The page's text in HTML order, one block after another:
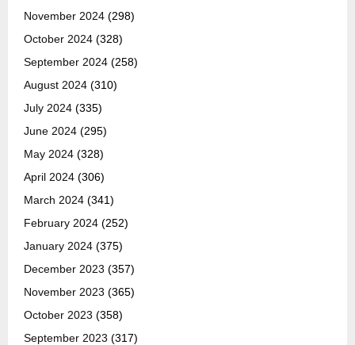
November 2024 (298)
October 2024 (328)
September 2024 (258)
August 2024 (310)
July 2024 (335)
June 2024 (295)
May 2024 (328)
April 2024 (306)
March 2024 (341)
February 2024 (252)
January 2024 (375)
December 2023 (357)
November 2023 (365)
October 2023 (358)
September 2023 (317)